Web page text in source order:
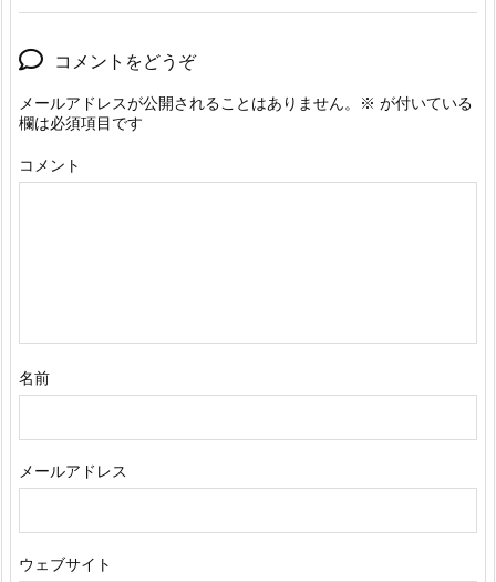
コメントをどうぞ
メールアドレスが公開されることはありません。 ※ が付いている
欄は必須項目です
コメント
名前
メールアドレス
ウェブサイト